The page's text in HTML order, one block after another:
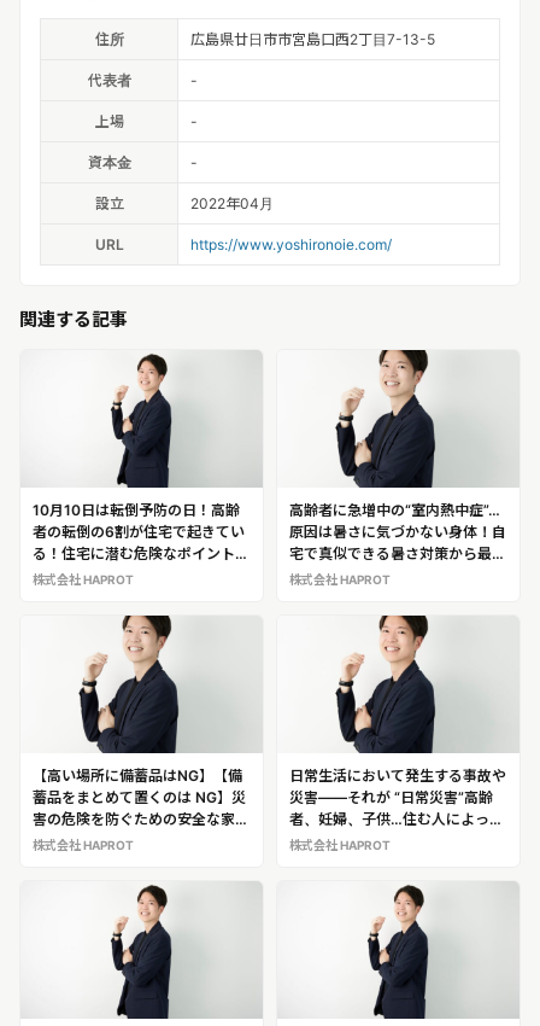
住所 広島県廿日市市宮島口西2丁目7-13-5
代表者 -
上場 -
資本金 -
設立 2022年04月
URL https://www.yoshironoie.com/
関連する記事
10月10日は転倒予防の日！高齢
者の転倒の6割が住宅で起きてい
る！住宅に潜む危険なポイントを
教えてくれる、安全な家づくりア
株式会社 HAPROT
高齢者に急増中の“室内熱中症”…
原因は暑さに気づかない身体！自
宅で真似できる暑さ対策から最先
端の暑さ対策住宅まで解説する
バイザー「満元 貴治」※日常災害
の専門家として満元氏の解説・出
演が可能です！
株式会社 HAPROT
【高い場所に備蓄品はNG】【備
蓄品をまとめて置くのは NG】災
害の危険を防ぐための安全な家づ
くりポイントを伝授！安全な家づ
線で教えてくれる作業療法士・安
全な家づくりアドバイザー「満元
貴治」※安全な家づくりの専門家
として満元氏の解説・出演が可能
株式会社 HAPROT
日常生活において発生する事故や
災害――それが “日常災害”高齢
者、妊婦、子供…住む人によって
危険な場所は変わってくる！作業
ザー「満元 貴治」※日常災害の専
門家として満元氏の解説・出演が
株式会社 HAPROT